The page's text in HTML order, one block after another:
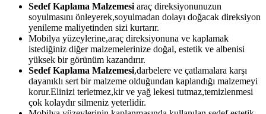
Sedef Kaplama Malzemesi araç direksiyonunuzun
soyulmasını önleyerek,soyulmadan dolayı doğacak direksiyon
yenileme maliyetinden sizi kurtarır.
Mobilya yüzeylerine,araç direksiyonuna ve kaplamak
istediğiniz diğer malzemelerinize doğal, estetik ve albenisi
yüksek bir görünüm kazandırır.
Sedef Kaplama Malzemesi,darbelere ve çatlamalara karşı
dayanıklı sert bir malzeme olduğundan kaplandığı malzemeyi
korur.Elinizi terletmez,kir ve yağ lekesi tutmaz,temizlenmesi
çok kolaydır silmeniz yeterlidir.